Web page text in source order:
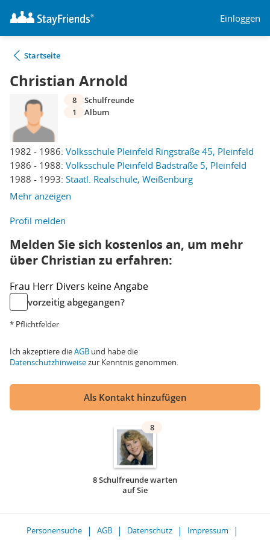
Einloggen
Startseite
Christian Arnold
1982 - 1986: Volksschule Pleinfeld Ringstraße 45, Pleinfeld
1986 - 1988: Volksschule Pleinfeld Badstraße 5, Pleinfeld
1988 - 1993: Staatl. Realschule, Weißenburg
Mehr anzeigen
8
Schulfreunde
1
Album
Profil melden
Melden Sie sich kostenlos an, um mehr
über Christian zu erfahren:
Frau Herr Divers keine Angabe
vorzeitig abgegangen?
* Pflichtfelder
Ich akzeptiere dieAGB und habe die
Datenschutzhinweisezur Kenntnis genommen.
Als Kontakt hinzufügen
8
8 Schulfreunde warten
auf Sie
Personensuche AGB Datenschutz
Impressum